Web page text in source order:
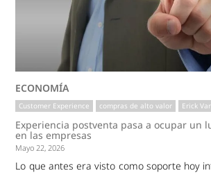
ECONOMÍA
Customer Experience compras de alto valor Erick
Experiencia postventa pasa a ocupar un
en las empresas
Mayo 22, 2026
Lo que antes era visto como soporte hoy